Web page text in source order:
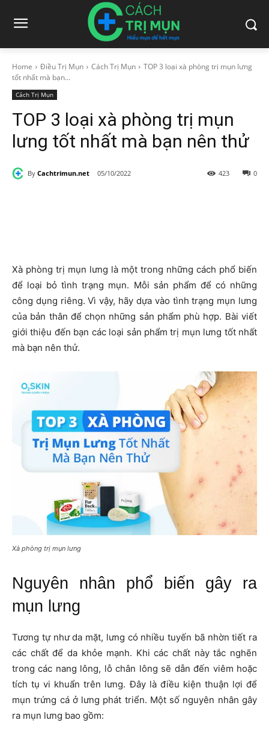
Home Điều Trị Mụn Cách Trị Mụn
TOP 3 loại xà phòng trị mụn lưng
tốt nhất mà bạn...
Cách Trị Mụn
TOP 3 loại xà phòng trị mụn
lưng tốt nhất mà bạn nên thử
By Cachtrimun.net 05/10/2022 0
423
Xà phòng trị mụn lưng là một trong những cách phổ biến
để loại bỏ tình trạng mụn. Mỗi sản phẩm để có những
công dụng riêng. Vì vậy, hãy dựa vào tình trạng mụn lưng
của bản thân để chọn những sản phẩm phù hợp. Bài viết
giới thiệu đến bạn các loại sản phẩm trị mụn lưng tốt nhất
mà bạn nên thử.
Xà phòng trị mụn lưng
Nguyên nhân phổ biến gây ra
mụn lưng
Tương tự như da mặt, lưng có nhiều tuyến bã nhờn tiết ra
các chất để da khỏe mạnh. Khi các chất này tắc nghẽn
trong các nang lông, lỗ chân lông sẽ dẫn đến viêm hoặc
tích tụ vi khuẩn trên lưng. Đây là điều kiện thuận lợi để
mụn trứng cá ở lưng phát triển. Một số nguyên nhân gây
ra mụn lưng bao gồm: